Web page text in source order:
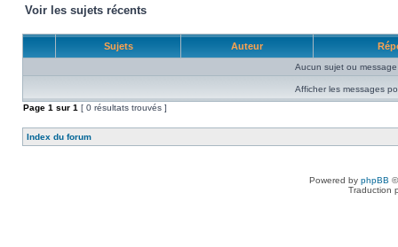
Voir les sujets récents
Sujets Auteur
Aucun sujet ou
Afficher les messages
Page 1 sur 1 [ 0 résultats trouvés ]
Index du forum
Powered by phpBB
Traduction